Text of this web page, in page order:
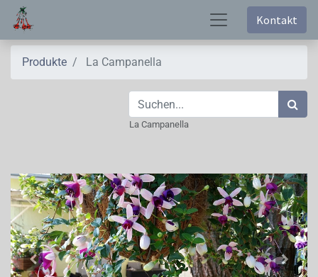
Kontakt
Produkte La Campanella
La Campanella